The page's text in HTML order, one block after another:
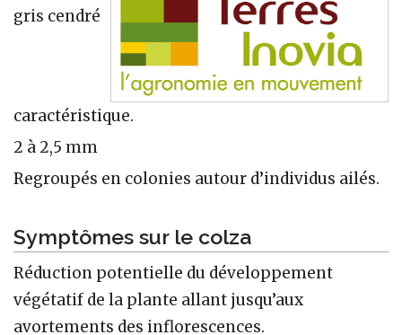
gris cendré
caractéristique.
2 à 2,5 mm
Regroupés en colonies autour d’individus ailés.
Symptômes sur le colza
Réduction potentielle du développement
végétatif de la plante allant jusqu’aux
avortements des inflorescences.